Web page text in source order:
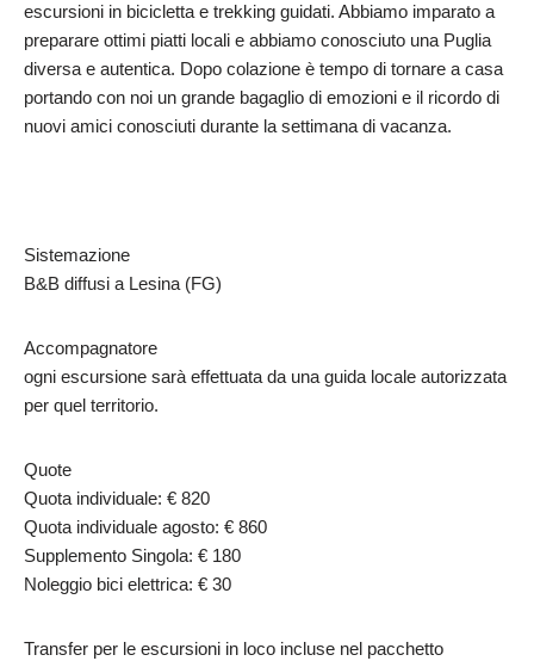
escursioni in bicicletta e trekking guidati. Abbiamo imparato a
preparare ottimi piatti locali e abbiamo conosciuto una Puglia
diversa e autentica. Dopo colazione è tempo di tornare a casa
portando con noi un grande bagaglio di emozioni e il ricordo di
nuovi amici conosciuti durante la settimana di vacanza.
Sistemazione
B&B diffusi a Lesina (FG)
Accompagnatore
ogni escursione sarà effettuata da una guida locale autorizzata
per quel territorio.
Quote
Quota individuale: € 820
Quota individuale agosto: € 860
Supplemento Singola: € 180
Noleggio bici elettrica: € 30
Transfer per le escursioni in loco incluse nel pacchetto